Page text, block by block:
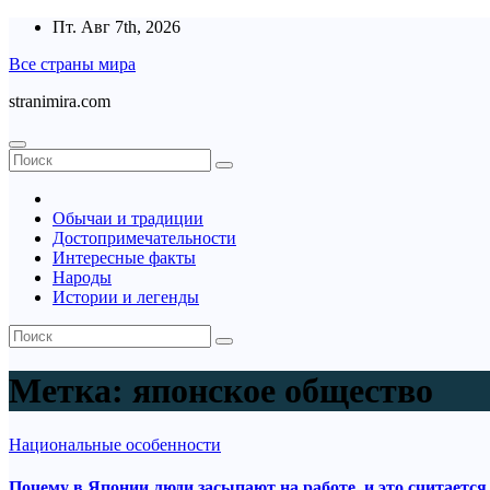
Перейти
содержимому
Пт. Авг 7th, 2026
Все страны мира
stranimira.com
Обычаи и традиции
Достопримечательности
Интересные факты
Народы
Истории и легенды
Метка: японское общество
Национальные особенности